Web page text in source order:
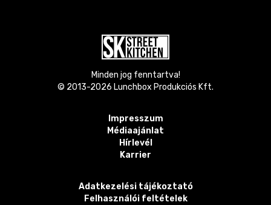
Minden jog fenntartva!
© 2013-2026 Lunchbox Produkciós Kft.
Impresszum
Médiaajánlat
Hírlevél
Karrier
Adatkezelési tájékoztató
Felhasználói feltételek